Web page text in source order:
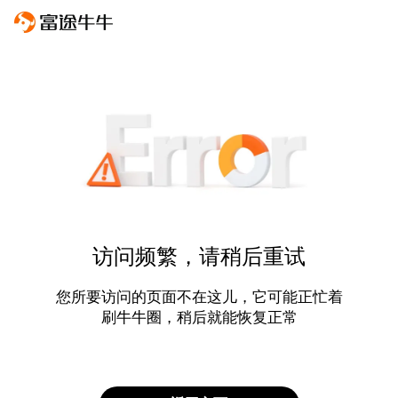
访问频繁，请稍后重试
您所要访问的页面不在这儿，它可能正忙着
刷牛牛圈，稍后就能恢复正常